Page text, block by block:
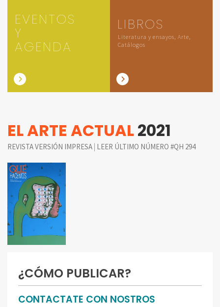
EVENTOS
Y
AGENDA
LIBROS
Literatura y ensayos, Arte,
Catálogos
EL ARTE ACTUAL2021
REVISTA VERSIÓN IMPRESA | LEER ÚLTIMO NÚMERO #QH 294
¿CÓMO PUBLICAR?
CONTACTATE CON NOSTROS